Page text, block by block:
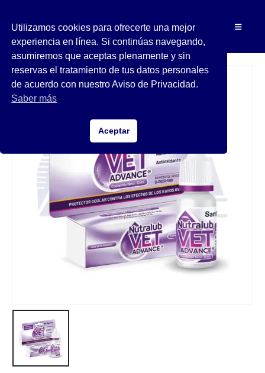
Utilizamos cookies para ofrecerte una mejor
experiencia en línea. Si continúas navegando,
asumiremos que aceptas plenamente y sin
reservas el tratamiento de tus datos personales
de acuerdo con nuestro Aviso de Privacidad.
Saber más
Aceptar